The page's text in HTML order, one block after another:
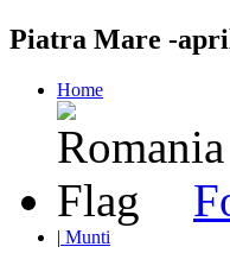
Piatra Mare -
Home
| Munti